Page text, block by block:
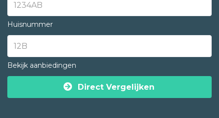
Huisnummer
Bekijk aanbiedingen
Direct Vergelijken